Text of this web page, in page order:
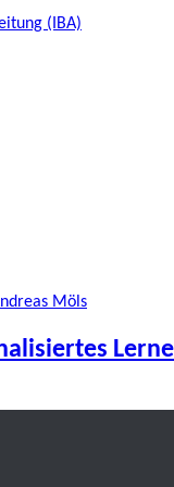
(IBA)
Möls